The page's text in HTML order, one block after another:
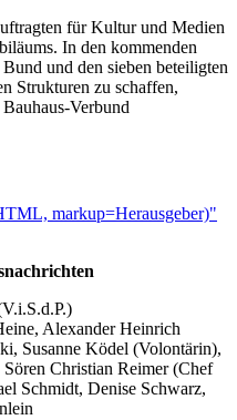
für Kultur und Medien
In den kommenden
und den sieben beteiligten
Strukturen zu schaffen,
Verbund
markup=Herausgeber)"
Alexander Heinrich
Susanne Ködel (Volontärin),
Christian Reimer (Chef
Schmidt, Denise Schwarz,